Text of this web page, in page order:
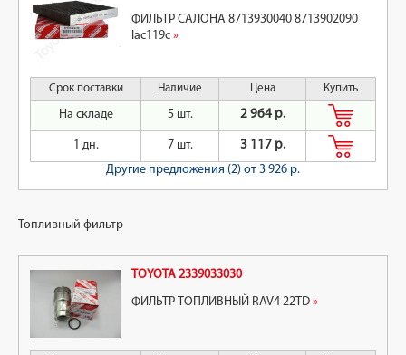
ФИЛЬТР САЛОНА 8713930040 8713902090
lac119c »
Срок поставки Наличие Цена Купить
На складе 5 шт. 2 964 р.
1 дн. 7 шт.
3 117 р.
Другие предложения (2) от 3 926 р.
Топливный фильтр
TOYOTA 2339033030
ФИЛЬТР ТОПЛИВНЫЙ RAV4 22TD »